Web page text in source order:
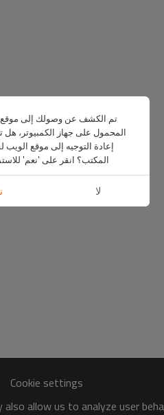
Cookie settings
allow us to analyze user
تم الكشف عن وصولك إلى موقع
المحمول على جهاز الكمبيوتر،
إعادة التوجيه إلى موقع
المكتب؟ انقر على 'نعم'
لا